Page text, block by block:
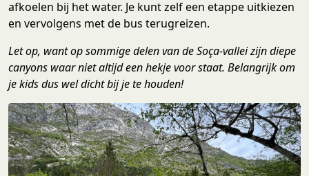
afkoelen bij het water. Je kunt zelf een etappe uitkiezen
en vervolgens met de bus terugreizen.
Let op, want op sommige delen van de Soça-vallei zijn diepe
canyons waar niet altijd een hekje voor staat. Belangrijk om
je kids dus wel dicht bij je te houden!